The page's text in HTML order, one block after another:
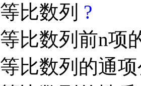
等比数列 ?
等比数列前n项
等比数列的通